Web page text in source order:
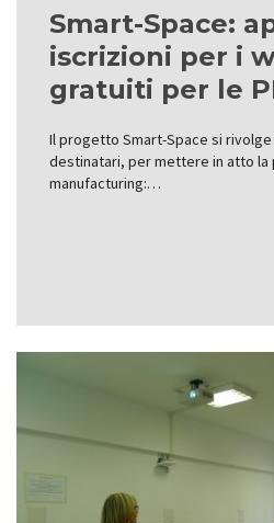
Smart-Space:
iscrizioni per i
gratuiti per le
Il progetto Smart-Space si
destinatari, per mettere in atto
manufacturing:…